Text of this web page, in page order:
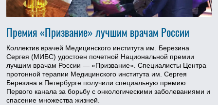
Премия «Призвание» лучшим врачам России
Коллектив врачей Медицинского института им. Березина
Сергея (МИБС) удостоен почетной Национальной премии
лучшим врачам России — «Призвание». Специалисты Центра
протонной терапии Медицинского института им. Сергея
Березина в Петербурге получили специальную премию
Первого канала за борьбу с онкологическими заболеваниями и
спасение множества жизней.